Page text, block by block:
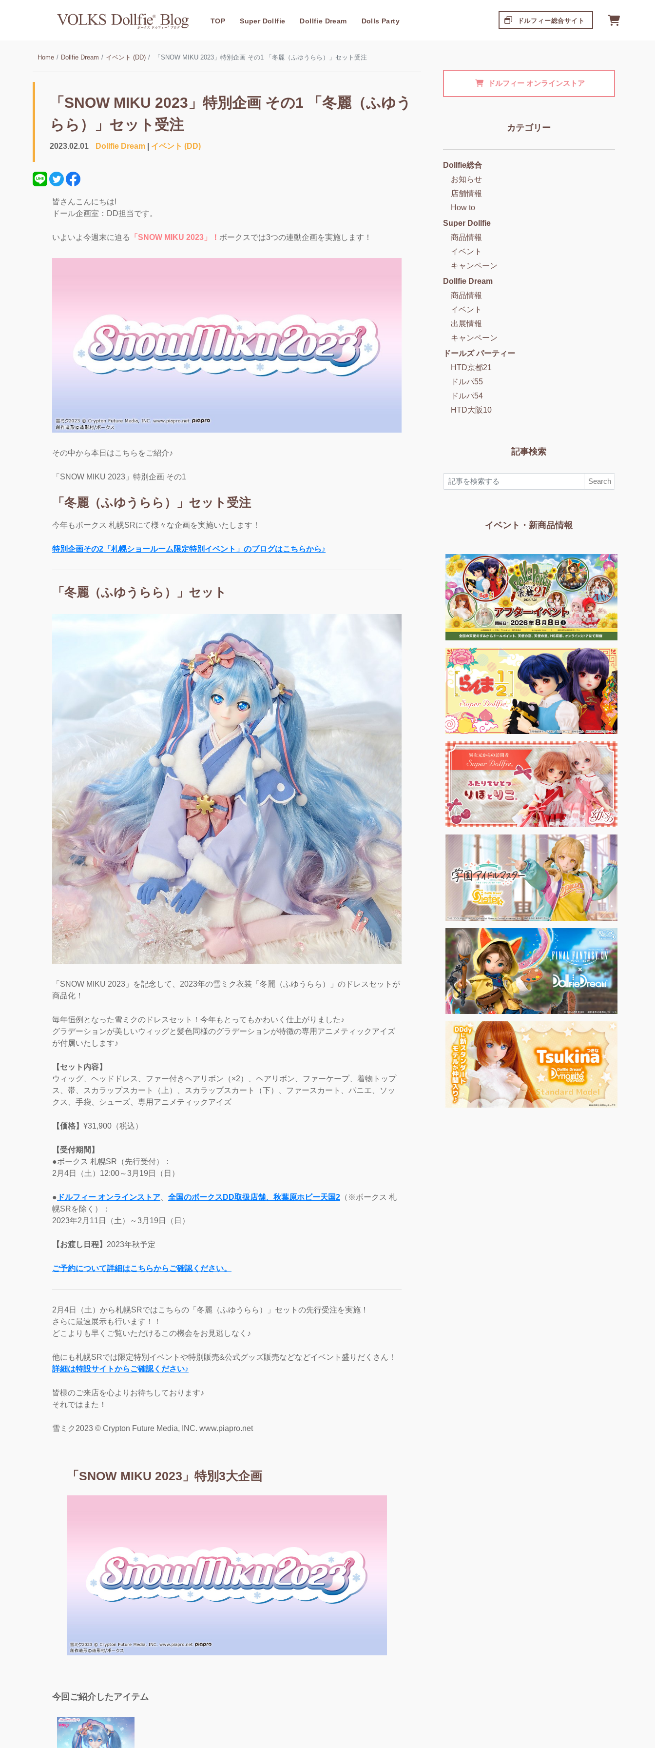
TOP Super Dollfie Dollfie Dream Dolls Party ドルフィー総合サイト
Home Dollfie Dream イベント (DD) 「SNOW MIKU 2023」特別企画 その1 「冬麗（ふゆうらら）」セット受注
「SNOW MIKU 2023」特別企画 その1 「冬麗（ふゆう
らら）」セット受注
2023.02.01 Dollfie Dream イベント (DD)
皆さんこんにちは!
ドール企画室：DD担当です。
いよいよ今週末に迫る 「SNOW MIKU 2023」！ ボークスでは3つの連動企画を実施します！
その中から本日はこちらをご紹介♪
「SNOW MIKU 2023」特別企画 その1
「冬麗（ふゆうらら）」セット受注
今年もボークス 札幌SRにて様々な企画を実施いたします！
特別企画その2「札幌ショールーム限定特別イベント」のブログはこちらから♪
「冬麗（ふゆうらら）」セット
「SNOW MIKU 2023」を記念して、2023年の雪ミク衣装「冬麗（ふゆうらら）」のドレスセットが
商品化！
毎年恒例となった雪ミクのドレスセット！今年もとってもかわいく仕上がりました♪
グラデーションが美しいウィッグと髪色同様のグラデーションが特徴の専用アニメティックアイズ
が付属いたします♪
【セット内容】
ウィッグ、ヘッドドレス、ファー付きヘアリボン（×2）、ヘアリボン、ファーケープ、着物トップ
ス、帯、スカラップスカート（上）、スカラップスカート（下）、ファースカート、パニエ、ソッ
クス、手袋、シューズ、専用アニメティックアイズ
【価格】 ¥31,900（税込）
【受付期間】
●ボークス 札幌SR（先行受付）：
2月4日（土）12:00～3月19日（日）
● ドルフィー オンラインストア 全国のボークスDD取扱店舗、秋葉原ホビー天国2 （※ボークス 札
幌SRを除く）：
2023年2月11日（土）～3月19日（日）
【お渡し日程】 2023年秋予定
ご予約について詳細はこちらからご確認ください。
2月4日（土）から札幌SRではこちらの「冬麗（ふゆうらら）」セットの先行受注を実施！
さらに最速展示も行います！！
どこよりも早くご覧いただけるこの機会をお見逃しなく♪
他にも札幌SRでは限定特別イベントや特別販売&公式グッズ販売などなどイベント盛りだくさん！
詳細は特設サイトからご確認ください♪
皆様のご来店を心よりお待ちしております♪
それではまた！
雪ミク2023 © Crypton Future Media, INC. www.piapro.net
「SNOW MIKU 2023」特別3大企画
今回ご紹介したアイテム
ドルフィー オンラインストア
カテゴリー
Dollfie総合
お知らせ
店舗情報
How to
Super Dollfie
商品情報
イベント
キャンペーン
Dollfie Dream
商品情報
イベント
出展情報
キャンペーン
ドールズ パーティー
HTD京都21
ドルパ55
ドルパ54
HTD大阪10
記事検索
Search
イベント・新商品情報